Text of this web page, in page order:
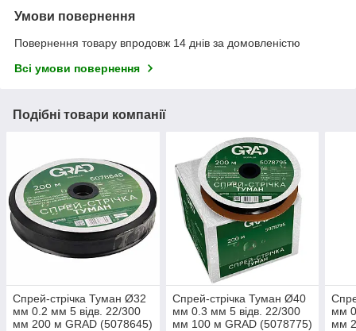
Умови повернення
Повернення товару впродовж 14 днів за домовленістю
Всі умови повернення
Подібні товари компанії
Спрей-стрічка Туман Ø32
мм 0.2 мм 5 відв. 22/300
мм 200 м GRAD (5078645)
Спрей-стрічка Туман Ø40
мм 0.3 мм 5 відв. 22/300
мм 100 м GRAD (5078775)
мм
мм